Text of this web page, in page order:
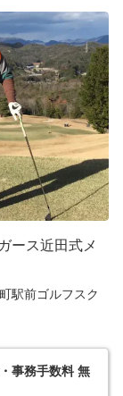
ース近田式メ
駅前ゴルフスク
事務手数料 無